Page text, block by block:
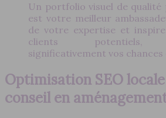
Un portfolio visuel de qualité
est votre meilleur
de votre expertise et
clients potentiels,
significativement vos chances
Optimisation SEO
conseil en